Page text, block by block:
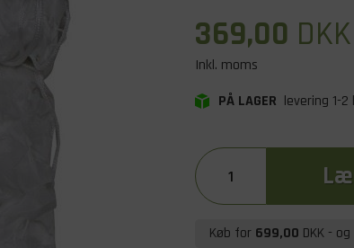
369,00 DKK
Inkl. moms
PÅ LAGER levering 1-
Køb for 699,00 DKK -